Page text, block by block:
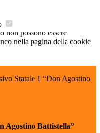
non possono essere
nella pagina della cookie
Statale 1 “Don Agostino
Agostino Battistella”